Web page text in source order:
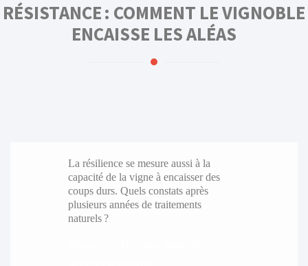
RÉSISTANCE : COMMENT LE VIGNOBLE
ENCAISSE LES ALÉAS
La résilience se mesure aussi à la
capacité de la vigne à encaisser des
coups durs. Quels constats après
plusieurs années de traitements
naturels ?